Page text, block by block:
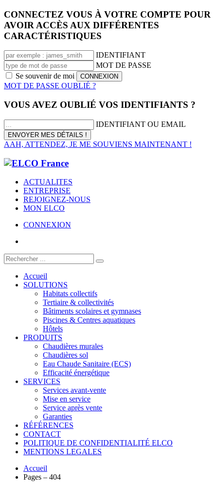
CONNECTEZ VOUS À VOTRE COMPTE POUR
AVOIR ACCÈS AUX DIFFÉRENTES
CARACTÉRISTIQUES
IDENTIFIANT
MOT DE PASSE
Se souvenir de moi
MOT DE PASSE OUBLIÉ ?
VOUS AVEZ OUBLIÉ VOS IDENTIFIANTS ?
IDENTIFIANT OU EMAIL
AAH, ATTENDEZ, JE ME SOUVIENS MAINTENANT !
ACTUALITES
ENTREPRISE
REJOIGNEZ-NOUS
MON ELCO
CONNEXION
Accueil
SOLUTIONS
Habitats collectifs
Tertiaire & collectivités
Bâtiments scolaires et gymnases
Piscines & Centres aquatiques
Hôtels
PRODUITS
Chaudières murales
Chaudières sol
Eau Chaude Sanitaire (ECS)
Efficacité énergétique
SERVICES
Services avant-vente
Mise en service
Service après vente
Garanties
RÉFÉRENCES
CONTACT
POLITIQUE DE CONFIDENTIALITÉ ELCO
MENTIONS LEGALES
Accueil
Pages – 404